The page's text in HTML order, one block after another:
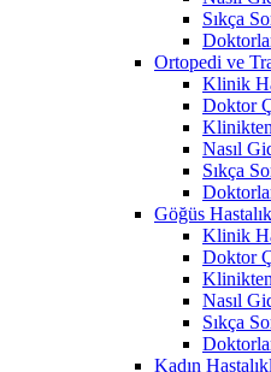
Sıkça
Ortopedi ve
Klinik
Doktor
Nasıl
Sıkça
Göğüs
Klinik
Doktor
Nasıl
Sıkça
Kadın